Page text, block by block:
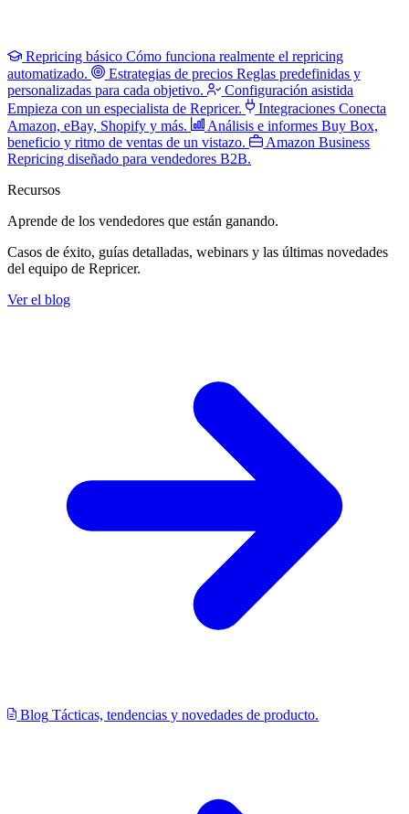
Repricing básico Cómo funciona realmente el repricing
automatizado.
Estrategias de precios Reglas predefinidas y
personalizadas para cada objetivo.
Configuración asistida
Empieza con un especialista de Repricer.
Integraciones Conecta
Amazon, eBay, Shopify y más.
Análisis e informes Buy Box,
beneficio y ritmo de ventas de un vistazo.
Amazon Business
Repricing diseñado para vendedores B2B.
Recursos
Aprende de los vendedores que están ganando.
Casos de éxito, guías detalladas, webinars y las últimas novedades
del equipo de Repricer.
Ver el blog
Blog Tácticas, tendencias y novedades de producto.